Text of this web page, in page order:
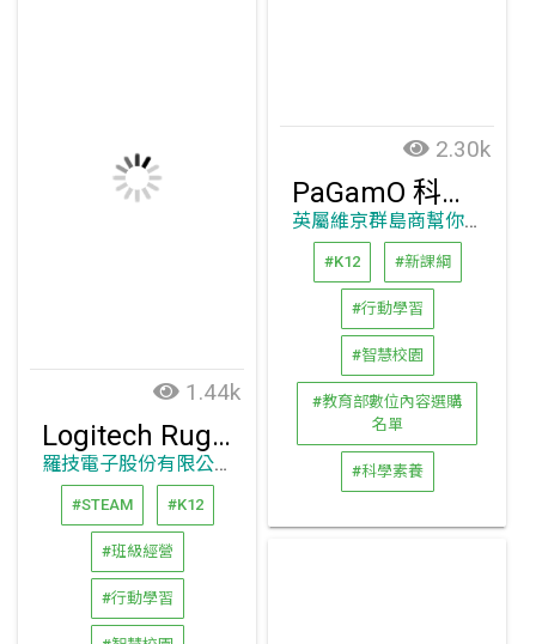
2.30k
PaGamO 科學魔法探險記
英屬維京群島商幫你優股份有限公司台灣分公司
#K12 #新課綱
#行動學習
#智慧校園
#教育部數位內容選購
名單
#科學素養
1.44k
Logitech Rugged Combo 3
羅技電子股份有限公司
#STEAM #K12
#班級經營
#行動學習